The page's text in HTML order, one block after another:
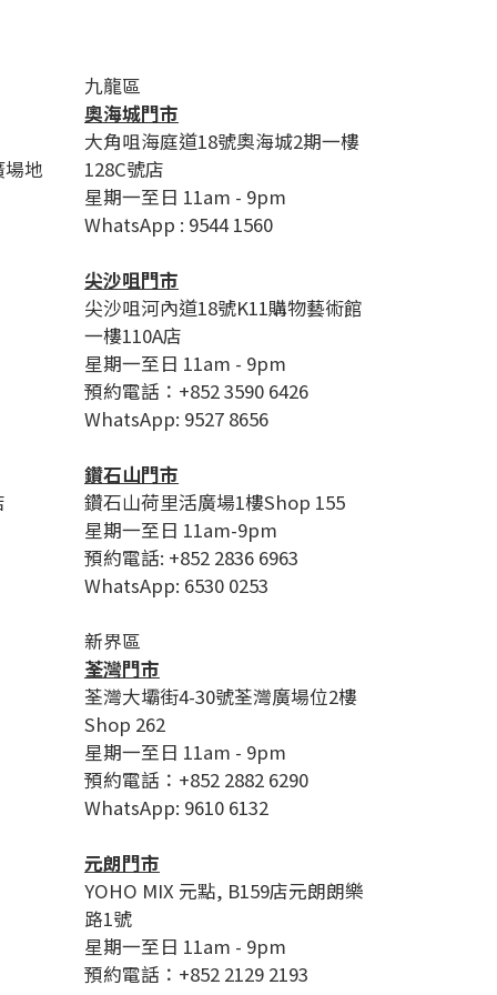
地
九龍區
奧海城門市
大角咀海庭道18號奧海城2期一樓
128C號店
星期一至日 11am - 9pm
WhatsApp : 9544 1560
尖沙咀門市
尖沙咀河內道18號K11購物藝術館
一樓110A店
星期一至日 11am - 9pm
預約電話：+852 3590 6426
WhatsApp: 9527 8656
鑽石山門市
鑽石山荷里活廣場1樓Shop 155
星期一至日 11am-9pm
預約電話: +852 2836 6963
WhatsApp: 6530 0253
新界區
荃灣門市
荃灣大壩街4-30號荃灣廣場位2樓
Shop 262
星期一至日 11am - 9pm
預約電話：+852 2882 6290
WhatsApp: 9610 6132
元朗門市
YOHO MIX 元點, B159店元朗朗樂
路1號
星期一至日 11am - 9pm
預約電話：+852 2129 2193